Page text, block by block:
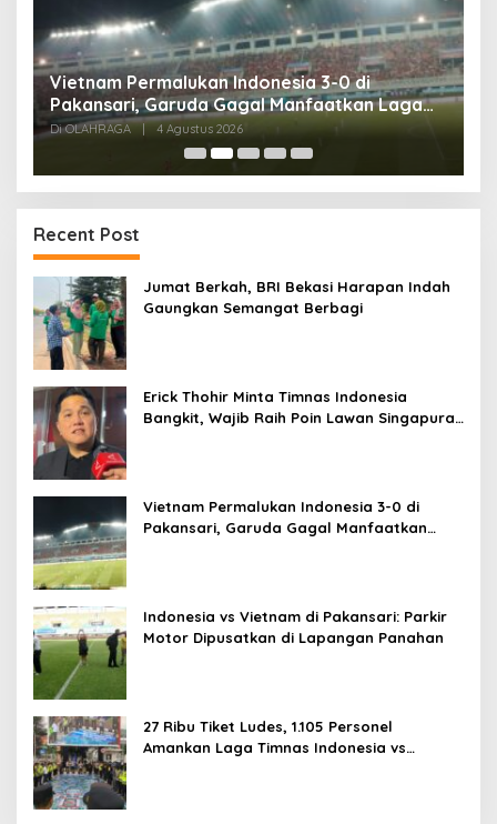
Vietnam Permalukan Indonesia 3-0 di
Pakansari, Garuda Gagal Manfaatkan Laga
Kandang
Di OLAHRAGA 4 Agustus 2026
Recent Post
Jumat Berkah, BRI Bekasi Harapan Indah
Gaungkan Semangat Berbagi
Erick Thohir Minta Timnas Indonesia
Bangkit, Wajib Raih Poin Lawan Singapura
Vietnam Permalukan Indonesia 3-0 di
Pakansari, Garuda Gagal Manfaatkan
Indonesia vs Vietnam di Pakansari: Parkir
Motor Dipusatkan di Lapangan Panahan
27 Ribu Tiket Ludes, 1.105 Personel
Amankan Laga Timnas Indonesia vs